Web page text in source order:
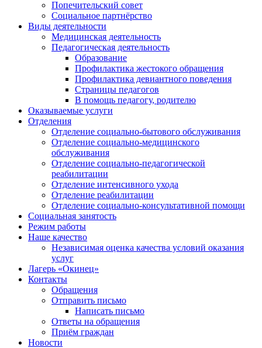
Попечительский совет
Социальное партнёрство
Виды деятельности
Медицинская деятельность
Педагогическая деятельность
Образование
Профилактика жестокого обращения
Профилактика девиантного поведения
Страницы педагогов
В помощь педагогу, родителю
Оказываемые услуги
Отделения
Отделение социально-бытового обслуживания
Отделение социально-медицинского
обслуживания
Отделение социально-педагогической
реабилитации
Отделение интенсивного ухода
Отделение реабилитации
Отделение социально-консультативной помощи
Социальная занятость
Режим работы
Наше качество
Независимая оценка качества условий оказания
услуг
Лагерь «Окинец»
Контакты
Обращения
Отправить письмо
Написать письмо
Ответы на обращения
Приём граждан
Новости